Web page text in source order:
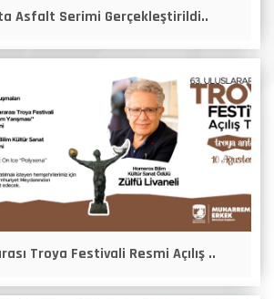
Asfalt Serimi Gerçekleştirildi..
Troya Festivali Resmi Açılış ..